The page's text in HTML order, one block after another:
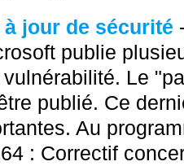
jour de sécurité
publie
Le
publié. Ce
Au
: Correctif